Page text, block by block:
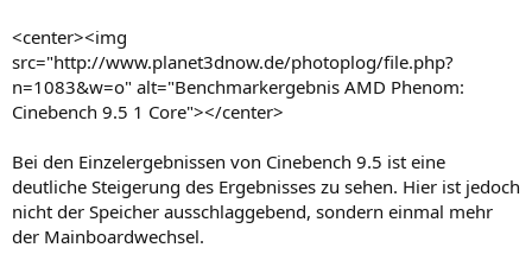
<center><img
src="http://www.planet3dnow.de/photoplog/file.php?
n=1083&w=o" alt="Benchmarkergebnis AMD Phenom:
Cinebench 9.5 1 Core"></center>
Bei den Einzelergebnissen von Cinebench 9.5 ist eine
deutliche Steigerung des Ergebnisses zu sehen. Hier ist jedoch
nicht der Speicher ausschlaggebend, sondern einmal mehr
der Mainboardwechsel.